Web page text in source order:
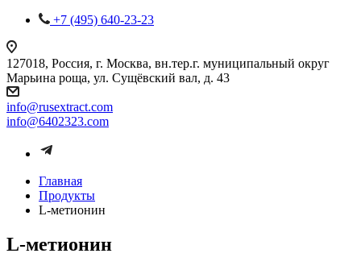
+7 (495) 640-23-23
127018, Россия, г. Москва, вн.тер.г. муниципальный округ
Марьина роща, ул. Сущёвский вал, д. 43
info@rusextract.com
info@6402323.com
Главная
Продукты
L-метионин
L-метионин